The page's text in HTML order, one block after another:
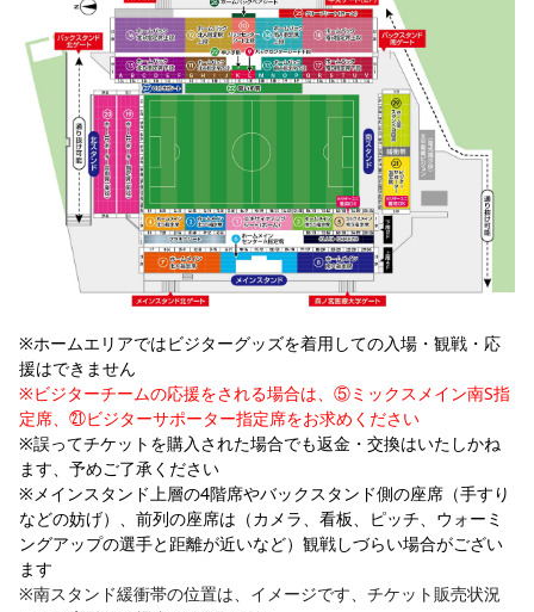
※ホームエリアではビジターグッズを着用しての入場・観戦・応
援はできません
※ビジターチームの応援をされる場合は、⑤ミックスメイン南S指
定席、㉑ビジターサポーター指定席をお求めください
※誤ってチケットを購入された場合でも返金・交換はいたしかね
ます、予めご了承ください
※メインスタンド上層の4階席やバックスタンド側の座席（手すり
などの妨げ）、前列の座席は（カメラ、看板、ピッチ、ウォーミ
ングアップの選手と距離が近いなど）観戦しづらい場合がござい
ます
※南スタンド緩衝帯の位置は、イメージです、チケット販売状況